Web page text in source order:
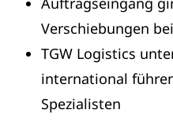
Verschiebungen
TGW Logistics
international
Spezialisten